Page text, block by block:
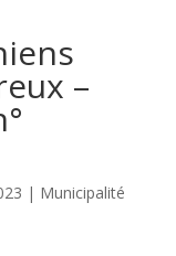
–
| Municipalité